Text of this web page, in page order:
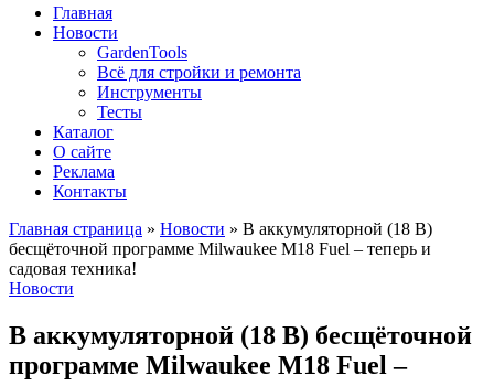
Главная
Новости
GardenTools
Всё для стройки и ремонта
Инструменты
Тесты
Каталог
О сайте
Реклама
Контакты
Главная страница » Новости » В аккумуляторной (18 В)
бесщёточной программе Milwaukee M18 Fuel – теперь и
садовая техника!
Новости
В аккумуляторной (18 В) бесщёточной
программе Milwaukee M18 Fuel –